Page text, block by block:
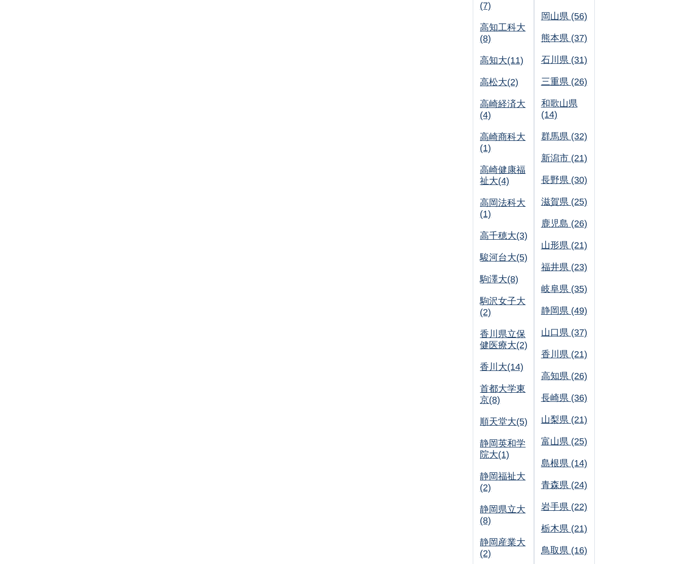
(7)
高知工科大
(8)
高知大(11)
高松大(2)
高崎経済大
(4)
高崎商科大
(1)
高崎健康福
祉大(4)
高岡法科大
(1)
高千穂大(3)
駿河台大(5)
駒澤大(8)
駒沢女子大
(2)
香川県立保
健医療大(2)
香川大(14)
首都大学東
京(8)
順天堂大(5)
静岡英和学
院大(1)
静岡福祉大
(2)
静岡県立大
(8)
静岡産業大
(2)
岡山県 (56)
熊本県 (37)
石川県 (31)
三重県 (26)
和歌山県
(14)
群馬県 (32)
新潟市 (21)
長野県 (30)
滋賀県 (25)
鹿児島 (26)
山形県 (21)
福井県 (23)
岐阜県 (35)
静岡県 (49)
山口県 (37)
香川県 (21)
高知県 (26)
長崎県 (36)
山梨県 (21)
富山県 (25)
島根県 (14)
青森県 (24)
岩手県 (22)
栃木県 (21)
鳥取県 (16)